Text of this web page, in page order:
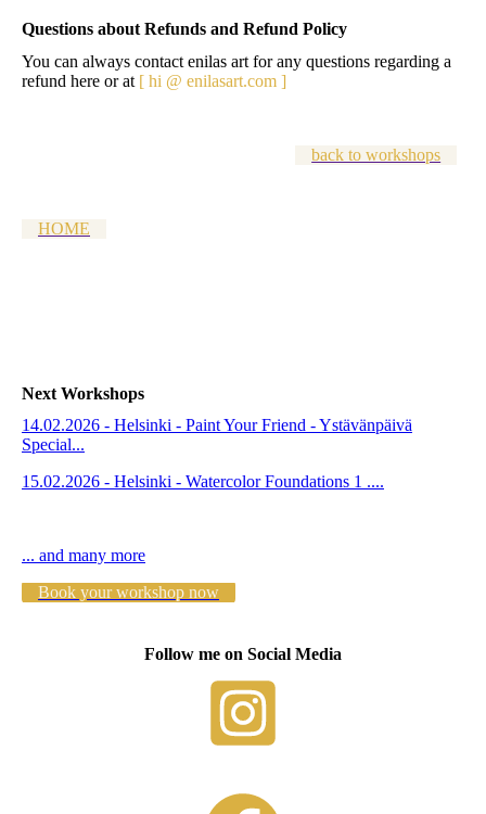
Questions about Refunds and Refund Policy
You can always contact enilas art for any questions regarding a
refund here or at [ hi @ enilasart.com ]
back to workshops
HOME
Next Workshops
14.02.2026 - Helsinki - Paint Your Friend - Ystävänpäivä
Special...
15.02.2026 - Helsinki - Watercolor Foundations 1 ....
... and many more
Book your workshop now
Follow me on Social Media